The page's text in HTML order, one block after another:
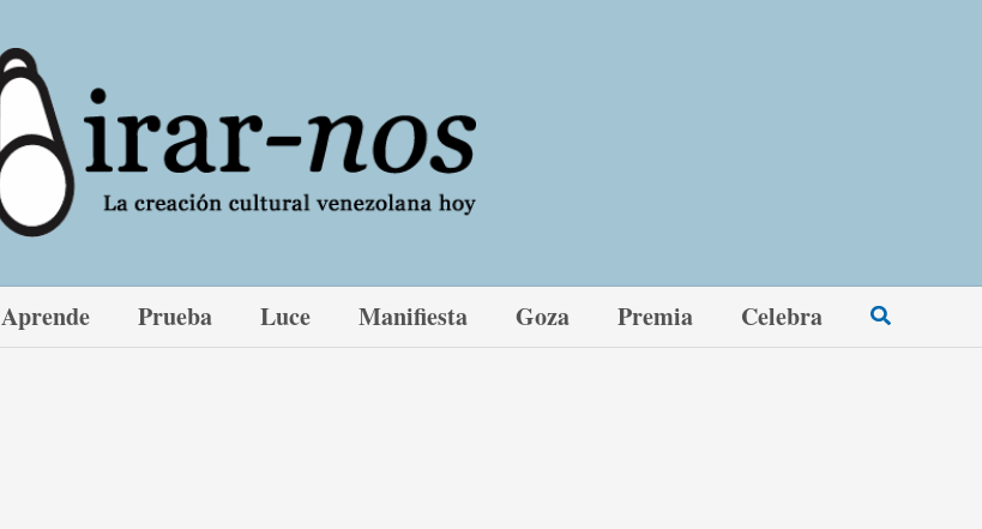
Aprende Prueba Luce Manifiesta Goza Premia Celebra Buscar